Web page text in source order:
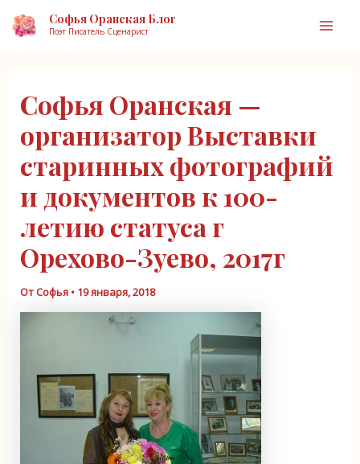
ПерейтиСофья Оранская Блог
Поэт Писатель Сценарист
Софья Оранская —
организатор Выставки
старинных фотографий
и документов к 100-
летию статуса г
Орехово-Зуево, 2017г
ОтСофья • 19 января, 2018